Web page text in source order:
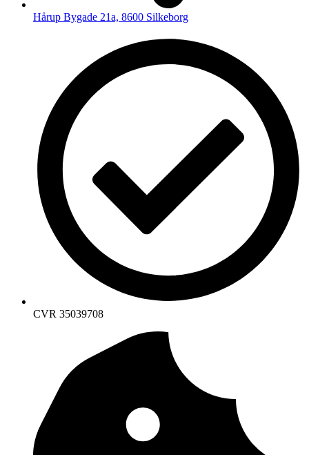
Hårup Bygade 21a, 8600 Silkeborg
CVR 35039708